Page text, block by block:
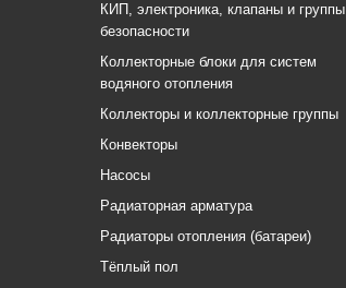
КИП, электроника, клапаны и группы
безопасности
Коллекторные блоки для систем
водяного отопления
Коллекторы и коллекторные группы
Конвекторы
Насосы
Радиаторная арматура
Радиаторы отопления (батареи)
Тёплый пол